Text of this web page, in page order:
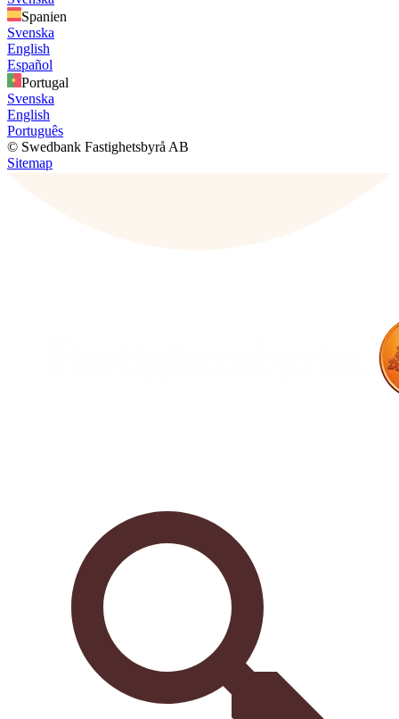
Spanien
Svenska
English
Español
Portugal
Svenska
English
Português
© Swedbank Fastighetsbyrå AB
Sitemap